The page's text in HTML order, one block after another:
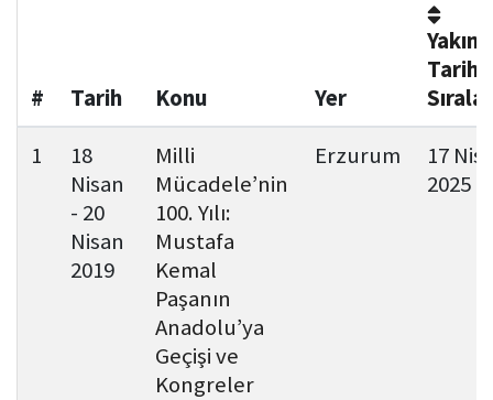
# Tarih Konu Yer
Tarihli
1
18
Nisan
- 20
Nisan
2019
Milli
Mücadele’nin
100. Yılı:
Mustafa
Kemal
Paşanın
Anadolu’ya
Geçişi ve
Kongreler
Erzurum
17
2025
Hizmet Envanteri
Uluslararası Yayıncılık
Başvurular
Projeler